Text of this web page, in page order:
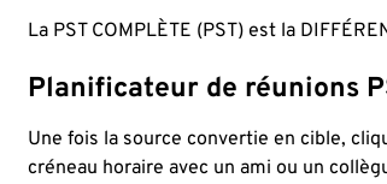
La PST COMPLÈTE (PST) est la
Planificateur de réunions
Une fois la source convertie en cible,
créneau horaire avec un ami ou un